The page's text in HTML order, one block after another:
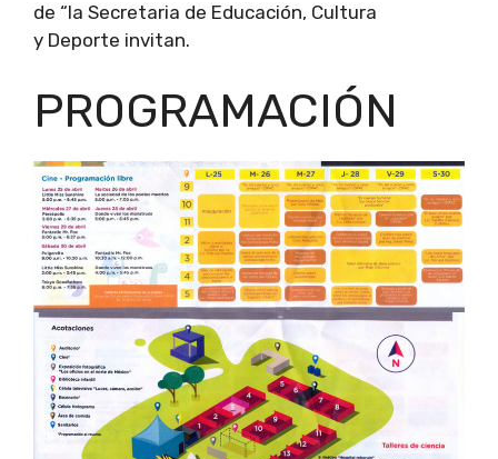
de “la Secretaria de Educación, Cultura
y Deporte invitan.
PROGRAMACIÓN